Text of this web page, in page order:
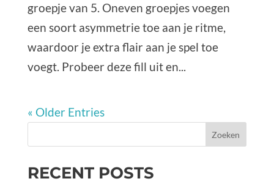
groepje van 5. Oneven groepjes voegen
een soort asymmetrie toe aan je ritme,
waardoor je extra flair aan je spel toe
voegt. Probeer deze fill uit en...
« Older Entries
Zoeken
RECENT POSTS